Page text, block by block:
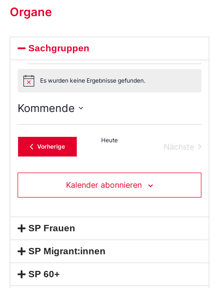
Organe
Sachgruppen
NoticeEs wurden keine Ergebnisse gefunden.
Kommende
Sie
das
Datum
aus.
VorherigeVeranstaltungen
Heute
Nächste
Kalender abonnieren
SP Frauen
SP Migrant:innen
SP 60+